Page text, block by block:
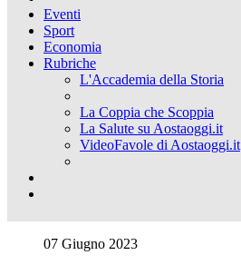
Eventi
Sport
Economia
Rubriche
L'Accademia della Storia
La Coppia che Scoppia
La Salute su Aostaoggi.it
VideoFavole di Aostaoggi.it
07 Giugno 2023